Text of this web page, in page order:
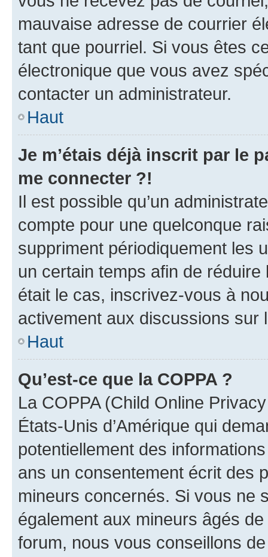
mauvaise adresse de courrier
tant que pourriel. Si vous êtes
électronique que vous avez
contacter un administrateur.
Haut
Je m’étais déjà inscrit par le
me connecter ?!
Il est possible qu’un
compte pour une quelconque
suppriment périodiquement les
un certain temps afin de
était le cas, inscrivez-vous à
activement aux discussions sur
Haut
Qu’est-ce que la COPPA ?
La COPPA (Child Online
États-Unis d’Amérique qui
potentiellement des
ans un consentement écrit des
mineurs concernés. Si vous ne
également aux mineurs âgés
forum, nous vous conseillons